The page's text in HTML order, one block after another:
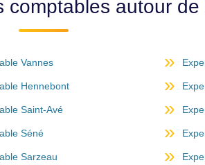
comptables autour de
Vannes
Hennebont
Saint-Avé
Séné
Sarzeau